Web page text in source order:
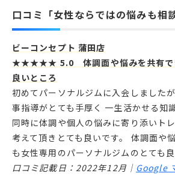
口コミ「女性ならではの悩みも相
ビーコンセプト 蒲田店
★★★★★ 5.0 体調面や悩みを共有で
良いところ
初めてパーソナルジムに入会しました
事指導がとても手厚く 一生活かせる知
同時に体調や個人の悩みに寄り添いト
考えて頂きとても良いです。 体調面や
も女性専用のパーソナルジムのとても良
口コミ記載日：2022年12月｜ Google